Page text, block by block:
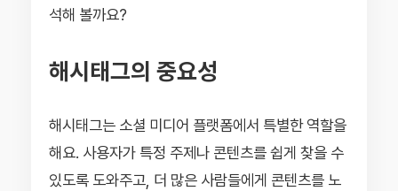
석해 볼까요?
해시태그의 중요성
해시태그는 소셜 미디어 플랫폼에서 특별한 역할을
해요. 사용자가 특정 주제나 콘텐츠를 쉽게 찾을 수
있도록 도와주고, 더 많은 사람들에게 콘텐츠를 노